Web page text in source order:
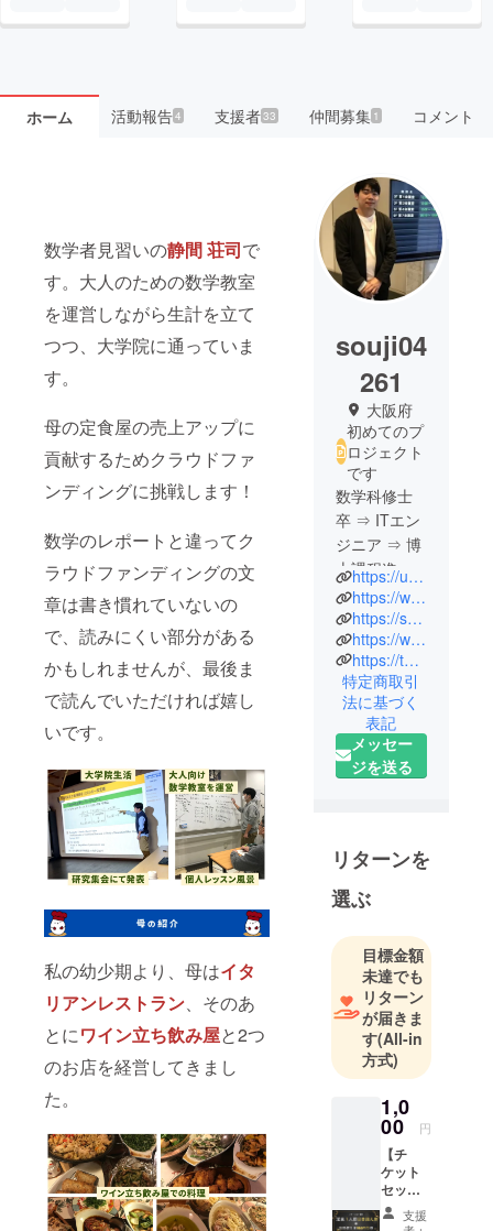
ホーム 活動報告4 支援者33 仲間募集 1 コメント
数学者見習いの静間 荘司で
す。大人のための数学教室
を運営しながら生計を立て
つつ、大学院に通っていま
す。
母の定食屋の売上アップに
貢献するためクラウドファ
ンディングに挑戦します！
数学のレポートと違ってク
ラウドファンディングの文
章は書き慣れていないの
で、読みにくい部分がある
かもしれませんが、最後ま
で読んでいただければ嬉し
いです。
私の幼少期より、母はイタ
リアンレストラン、そのあ
とにワイン立ち飲み屋と2つ
のお店を経営してきまし
た。
souji04
261
大阪府
初めてのプ
ロジェクト
です
数学科修士
卒 ⇒ ITエン
ジニア ⇒ 博
士課程進学
（現在）
料理とお酒
が好きな数
学者見習い
です。立ち
飲み屋で8年
働いていま
した。
大人向けに
する教室
なんばで
やっていま
す。
https://ukiukidiner.wixsite.com/ukiuki-diner-namba
https://www.instagram.com/ukiuki.diner01/
https://soumathlabo.wixsite.com/sou-math-labo
https://www.math-lesson.com/
https://twitter.com/SOU_Math_Labo
特定商取引
法に基づく
表記
メッセー
ジを送る
リターンを
選ぶ
目標金額
未達でも
リターン
が届きま
す(All-in
方式)
1,0
00 円
【チ
ケット
セッ
ト】 定
食1人前
支援